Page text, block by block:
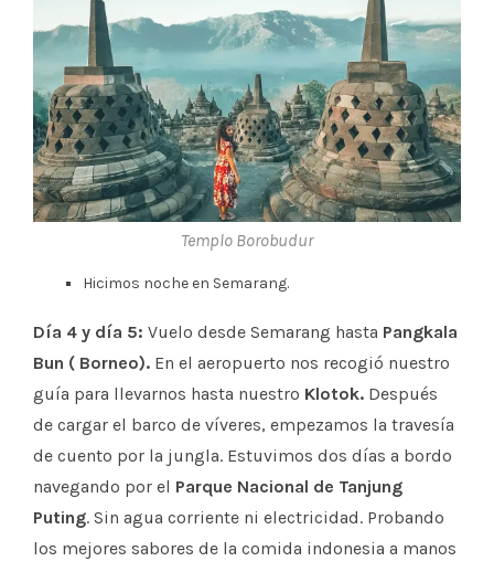
Templo Borobudur
Hicimos noche en Semarang.
Día 4 y día 5: Vuelo desde Semarang hasta Pangkala
Bun ( Borneo). En el aeropuerto nos recogió nuestro
guía para llevarnos hasta nuestro Klotok. Después
de cargar el barco de víveres, empezamos la travesía
de cuento por la jungla. Estuvimos dos días a bordo
navegando por el Parque Nacional de Tanjung
Puting. Sin agua corriente ni electricidad. Probando
los mejores sabores de la comida indonesia a manos